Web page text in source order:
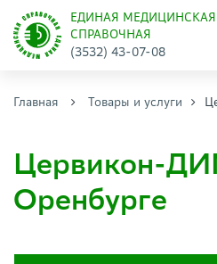
ЕДИНАЯ МЕДИЦИНСКАЯ
СПРАВОЧНАЯ
(3532) 43-07-08
Главная Товары и услуги
Цервикон-
Оренбурге